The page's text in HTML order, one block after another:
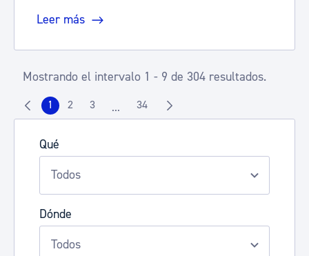
Qué
Dónde
Leer más
Mostrando el intervalo 1 - 9 de 304 resultados.
Página
1 Página
2 Página
3 ...Páginas intermedias Use TAB para
Página
34